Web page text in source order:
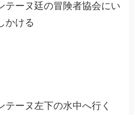
テーヌ廷の冒険者協会にい
かける
テーヌ左下の水中へ行く